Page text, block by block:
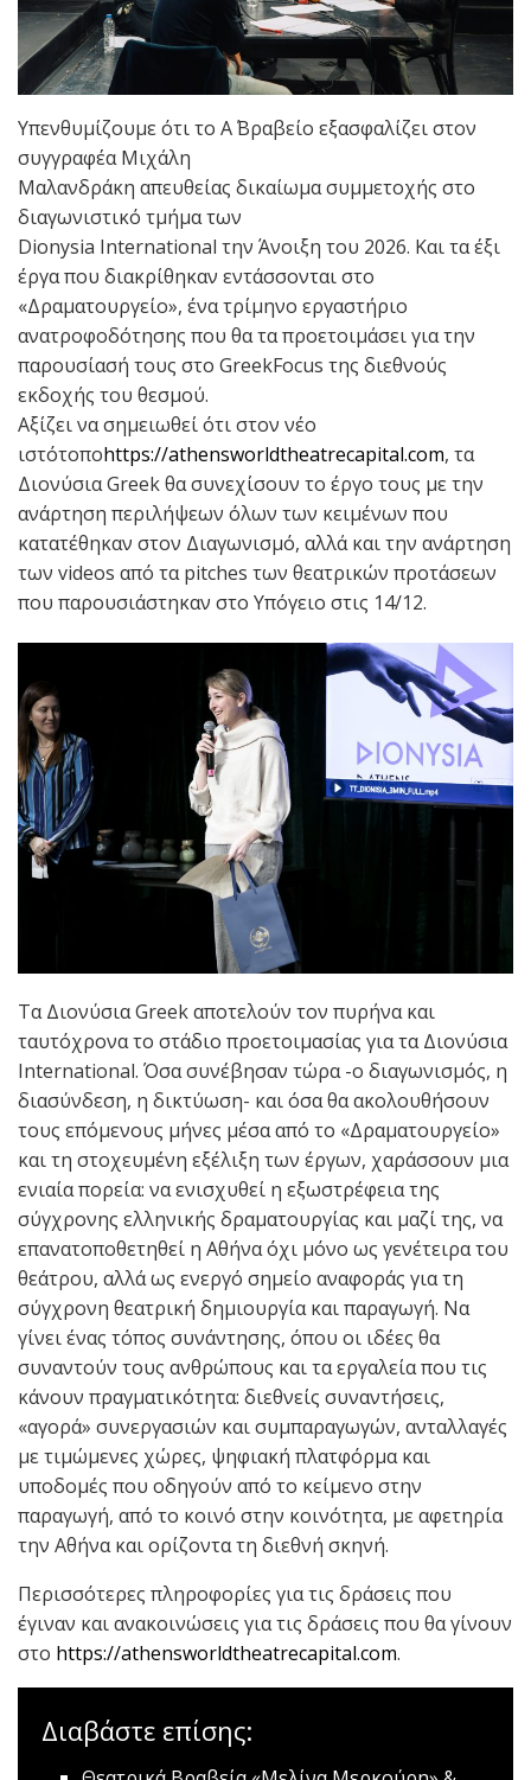
Υπενθυμίζουμε ότι το Α΄ Βραβείο εξασφαλίζει στον
συγγραφέα Μιχάλη
Μαλανδράκη απευθείας δικαίωμα συμμετοχής στο
διαγωνιστικό τμήμα των
Dionysia International την Άνοιξη του 2026. Και τα έξι
έργα που διακρίθηκαν εντάσσονται στο
«Δραματουργείο», ένα τρίμηνο εργαστήριο
ανατροφοδότησης που θα τα προετοιμάσει για την
παρουσίασή τους στο GreekFocus της διεθνούς
εκδοχής του θεσμού.
Αξίζει να σημειωθεί ότι στον νέο
ιστότοποhttps://athensworldtheatrecapital.com, τα
Διονύσια Greek θα συνεχίσουν το έργο τους με την
ανάρτηση περιλήψεων όλων των κειμένων που
κατατέθηκαν στον Διαγωνισμό, αλλά και την ανάρτηση
των videos από τα pitches των θεατρικών προτάσεων
που παρουσιάστηκαν στο Υπόγειο στις 14/12.
Τα Διονύσια Greek αποτελούν τον πυρήνα και
ταυτόχρονα το στάδιο προετοιμασίας για τα Διονύσια
International. Όσα συνέβησαν τώρα -ο διαγωνισμός, η
διασύνδεση, η δικτύωση- και όσα θα ακολουθήσουν
τους επόμενους μήνες μέσα από το «Δραματουργείο»
και τη στοχευμένη εξέλιξη των έργων, χαράσσουν μια
ενιαία πορεία: να ενισχυθεί η εξωστρέφεια της
σύγχρονης ελληνικής δραματουργίας και μαζί της, να
επανατοποθετηθεί η Αθήνα όχι μόνο ως γενέτειρα του
θεάτρου, αλλά ως ενεργό σημείο αναφοράς για τη
σύγχρονη θεατρική δημιουργία και παραγωγή. Να
γίνει ένας τόπος συνάντησης, όπου οι ιδέες θα
συναντούν τους ανθρώπους και τα εργαλεία που τις
κάνουν πραγματικότητα: διεθνείς συναντήσεις,
«αγορά» συνεργασιών και συμπαραγωγών, ανταλλαγές
με τιμώμενες χώρες, ψηφιακή πλατφόρμα και
υποδομές που οδηγούν από το κείμενο στην
παραγωγή, από το κοινό στην κοινότητα, με αφετηρία
την Αθήνα και ορίζοντα τη διεθνή σκηνή.
Περισσότερες πληροφορίες για τις δράσεις που
έγιναν και ανακοινώσεις για τις δράσεις που θα γίνουν
στο https://athensworldtheatrecapital.com.
Διαβάστε επίσης: